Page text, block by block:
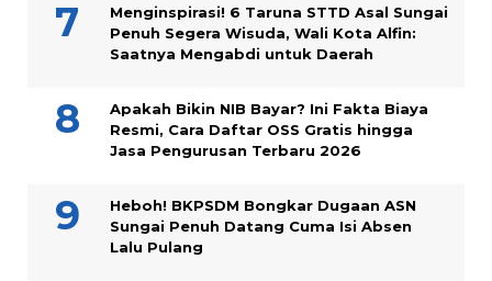
Menginspirasi! 6 Taruna STTD Asal Sungai
Penuh Segera Wisuda, Wali Kota Alfin:
Saatnya Mengabdi untuk Daerah
Apakah Bikin NIB Bayar? Ini Fakta Biaya
Resmi, Cara Daftar OSS Gratis hingga
Jasa Pengurusan Terbaru 2026
Heboh! BKPSDM Bongkar Dugaan ASN
Sungai Penuh Datang Cuma Isi Absen
Lalu Pulang